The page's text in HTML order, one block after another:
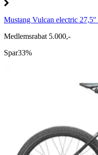
Mustang Vulcan electric
Medlemsrabat 5.000,-
Spar33%